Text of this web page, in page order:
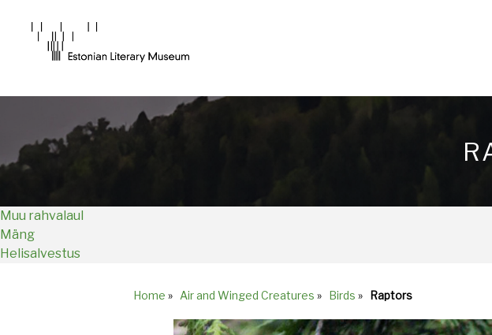
Main
Muu rahvalaul
Mäng
Helisalvestus
Home » Air and Winged Creatures » Birds » Raptors